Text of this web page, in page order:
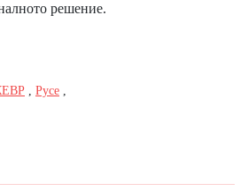
решение.
, Русе ,